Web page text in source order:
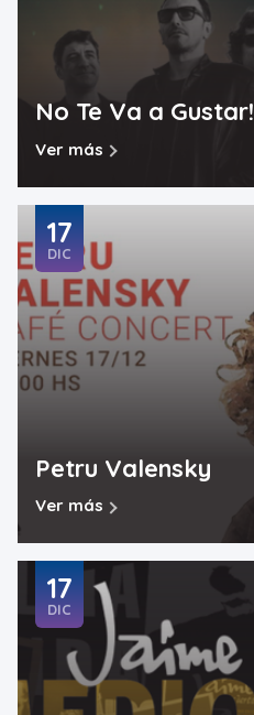
No Te Va a Gustar!
Ver más
Petru Valensky
Ver más
17
DIC
17
DIC